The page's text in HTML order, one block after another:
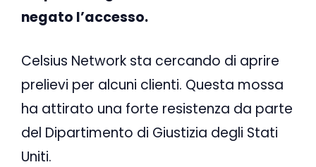
negato l’accesso.
Celsius Network sta cercando di aprire
prelievi per alcuni clienti. Questa mossa
ha attirato una forte resistenza da parte
del Dipartimento di Giustizia degli Stati
Uniti.